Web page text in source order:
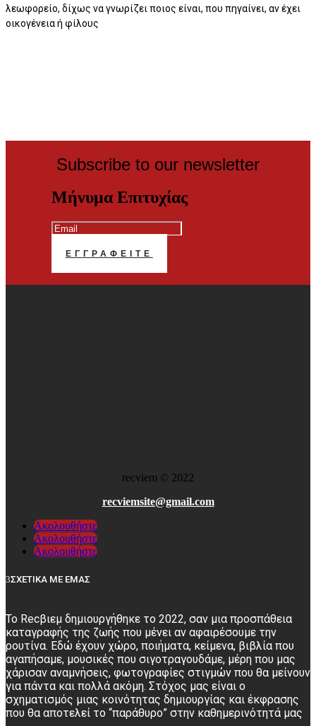
λεωφορείο, δίχως να γνωρίζει ποιος είναι, που πηγαίνει, αν έχει
οικογένεια ή φίλους
Subscribe to our newsletter
Μήνυμα Επιτυχίας
ΕΓΓΡΑΦΕΊΤΕ
recviem © 2022
recviemsite@gmail.com
Ακολουθήστε
Ακολουθήστε
Ακολουθήστε
ΣΧΕΤΙΚΑ ΜΕ ΕΜΑΣ
Το Recβιεμ δημιουργήθηκε το 2022, σαν μια προσπάθεια
καταγραφής της ζωής που μένει αν αφαιρέσουμε την
ρουτίνα. Εδώ έχουν χώρο, ποιήματα, κείμενα, βιβλία που
αγαπήσαμε, μουσικές που σιγοτραγουδάμε, μέρη που μας
χάρισαν αναμνήσεις, φωτογραφίες στιγμών που θα μείνουν
για πάντα και πολλά ακόμη. Στόχος μας είναι ο
σχηματισμός μιας κοινότητας δημιουργίας και έκφρασης
που θα αποτελεί το “παράθυρο” στην καθημερινότητά μας